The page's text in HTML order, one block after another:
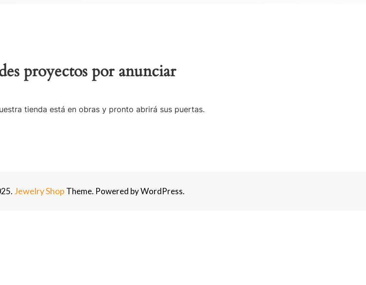
proyectos por anunciar
tienda está en obras y pronto abrirá sus puertas.
Jewelry Shop Theme. Powered by WordPress.